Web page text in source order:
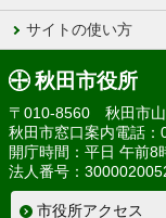
サイトの使い方
秋田市役所
〒010-8560 秋田市
秋田市窓口案内電話
開庁時間：平日 午前8
法人番号：
市役所アクセス